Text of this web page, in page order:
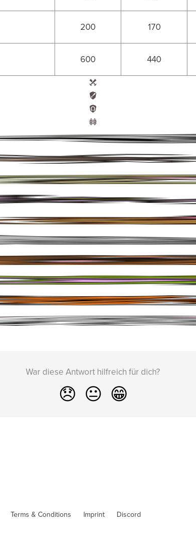
200 170
600 440
War diese Antwort hilfreich für dich?
😞 😐 😁
Terms & Conditions Imprint Discord